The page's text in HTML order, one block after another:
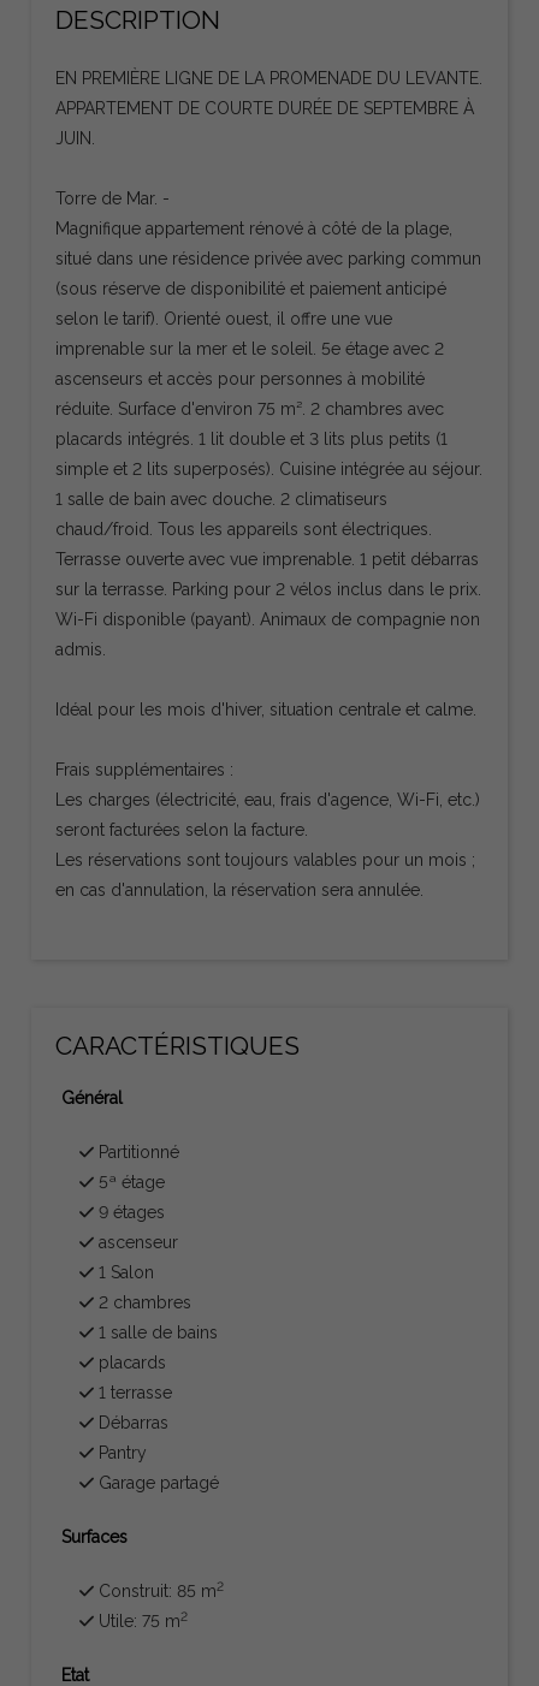
DESCRIPTION
EN PREMIÈRE LIGNE DE LA PROMENADE DU LEVANTE.
APPARTEMENT DE COURTE DURÉE DE SEPTEMBRE À
JUIN.
Torre de Mar. -
Magnifique appartement rénové à côté de la plage,
situé dans une résidence privée avec parking commun
(sous réserve de disponibilité et paiement anticipé
selon le tarif). Orienté ouest, il offre une vue
imprenable sur la mer et le soleil. 5e étage avec 2
ascenseurs et accès pour personnes à mobilité
réduite. Surface d'environ 75 m². 2 chambres avec
placards intégrés. 1 lit double et 3 lits plus petits (1
simple et 2 lits superposés). Cuisine intégrée au séjour.
1 salle de bain avec douche. 2 climatiseurs
chaud/froid. Tous les appareils sont électriques.
Terrasse ouverte avec vue imprenable. 1 petit débarras
sur la terrasse. Parking pour 2 vélos inclus dans le prix.
Wi-Fi disponible (payant). Animaux de compagnie non
admis.
Idéal pour les mois d'hiver, situation centrale et calme.
Frais supplémentaires :
Les charges (électricité, eau, frais d'agence, Wi-Fi, etc.)
seront facturées selon la facture.
Les réservations sont toujours valables pour un mois ;
en cas d'annulation, la réservation sera annulée.
CARACTÉRISTIQUES
Général
Partitionné
5ª étage
9 étages
ascenseur
1 Salon
2 chambres
1 salle de bains
placards
1 terrasse
Débarras
Pantry
Garage partagé
Surfaces
Construit: 85 m2
Utile: 75 m2
Etat